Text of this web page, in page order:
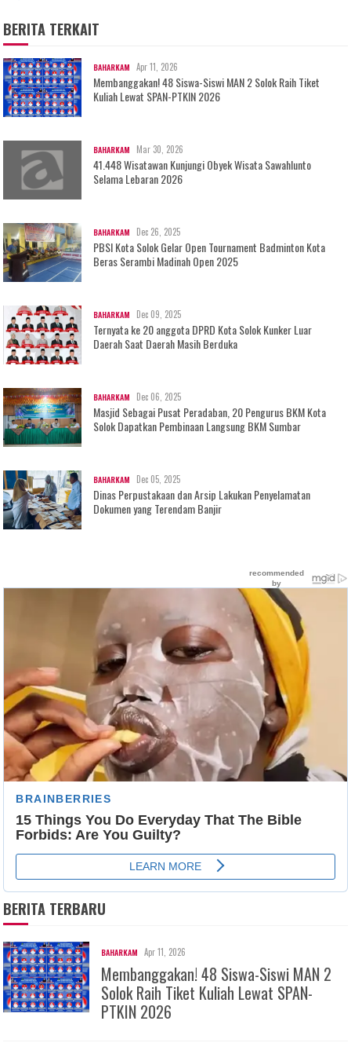
BERITA TERKAIT
BAHARKAM Apr 11, 2026
Membanggakan! 48 Siswa-Siswi MAN 2 Solok Raih Tiket
Kuliah Lewat SPAN-PTKIN 2026
BAHARKAM Mar 30, 2026
41.448 Wisatawan Kunjungi Obyek Wisata Sawahlunto
Selama Lebaran 2026
BAHARKAM Dec 26, 2025
PBSI Kota Solok Gelar Open Tournament Badminton Kota
Beras Serambi Madinah Open 2025
BAHARKAM Dec 09, 2025
Ternyata ke 20 anggota DPRD Kota Solok Kunker Luar
Daerah Saat Daerah Masih Berduka
BAHARKAM Dec 06, 2025
Masjid Sebagai Pusat Peradaban, 20 Pengurus BKM Kota
Solok Dapatkan Pembinaan Langsung BKM Sumbar
BAHARKAM Dec 05, 2025
Dinas Perpustakaan dan Arsip Lakukan Penyelamatan
Dokumen yang Terendam Banjir
BERITA TERBARU
BAHARKAM Apr 11, 2026
Membanggakan! 48 Siswa-Siswi MAN 2
Solok Raih Tiket Kuliah Lewat SPAN-
PTKIN 2026